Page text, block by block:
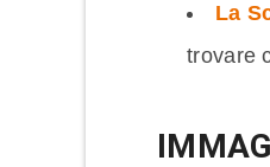
La
trovare